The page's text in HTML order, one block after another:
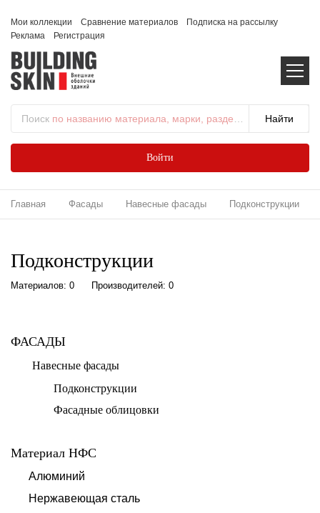
Мои коллекции Сравнение материалов
Подписка на рассылку
Реклама
Регистрация
Поиск по названию материала, марки, раздела...
Войти
Главная Фасады Навесные фасады Подконструкции
Подконструкции
Материалов: 0 Производителей: 0
ФАСАДЫ
Навесные фасады
Подконструкции
Фасадные облицовки
Материал НФС
Алюминий
Нержавеющая сталь